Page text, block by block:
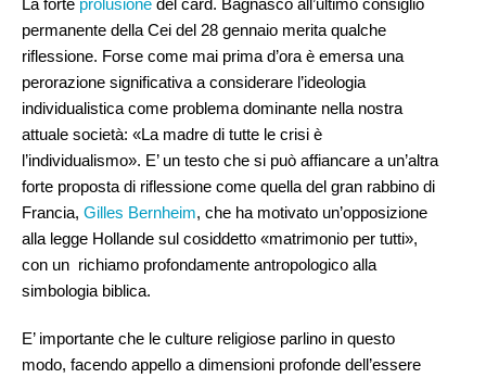
permanente della Cei del 28 gennaio merita qualche
riflessione. Forse come mai prima d’ora è emersa una
perorazione significativa a considerare l’ideologia
individualistica come problema dominante nella nostra
attuale società: «La madre di tutte le crisi è
l’individualismo». E’ un testo che si può affiancare a un’altra
forte proposta di riflessione come quella del gran rabbino di
Francia, Gilles Bernheim, che ha motivato un’opposizione
alla legge Hollande sul cosiddetto «matrimonio per tutti»,
con un richiamo profondamente antropologico alla
simbologia biblica.
E’ importante che le culture religiose parlino in questo
modo, facendo appello a dimensioni profonde dell’essere